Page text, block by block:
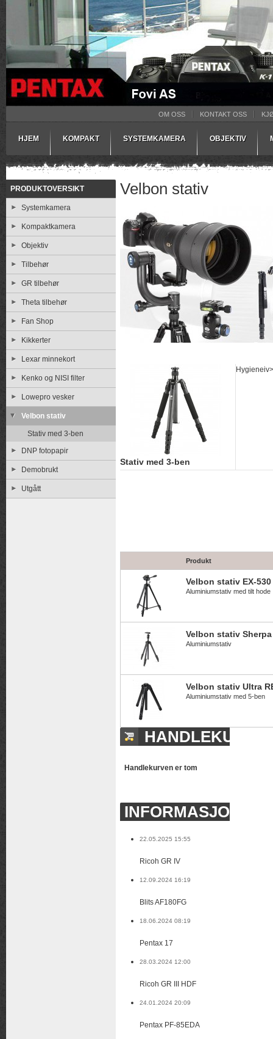
OM OSS KONTAKT OSS
HJEM KOMPAKT SYSTEMKAMERA OBJEKTIV
PRODUKTOVERSIKT
Systemkamera
Kompaktkamera
Objektiv
Tilbehør
GR tilbehør
Theta tilbehør
Fan Shop
Kikkerter
Lexar minnekort
Kenko og NISI filter
Lowepro vesker
Velbon stativ
Stativ med 3-ben
DNP fotopapir
Demobrukt
Utgått
Velbon stativ
Stativ med 3-ben
Produkt
Velbon stativ EX-530
Aluminiumstativ med tilt hode
Velbon stativ Sherpa
Aluminiumstativ
Velbon stativ Ultra
Aluminiumstativ med 5-ben
HANDLEKURV
Handlekurven er tom
INFORMASJON
22.05.2025 15:55
Ricoh GR IV
12.09.2024 16:19
Blits AF180FG
18.06.2024 08:19
Pentax 17
28.03.2024 12:00
Ricoh GR III HDF
24.01.2024 20:09
Pentax PF-85EDA